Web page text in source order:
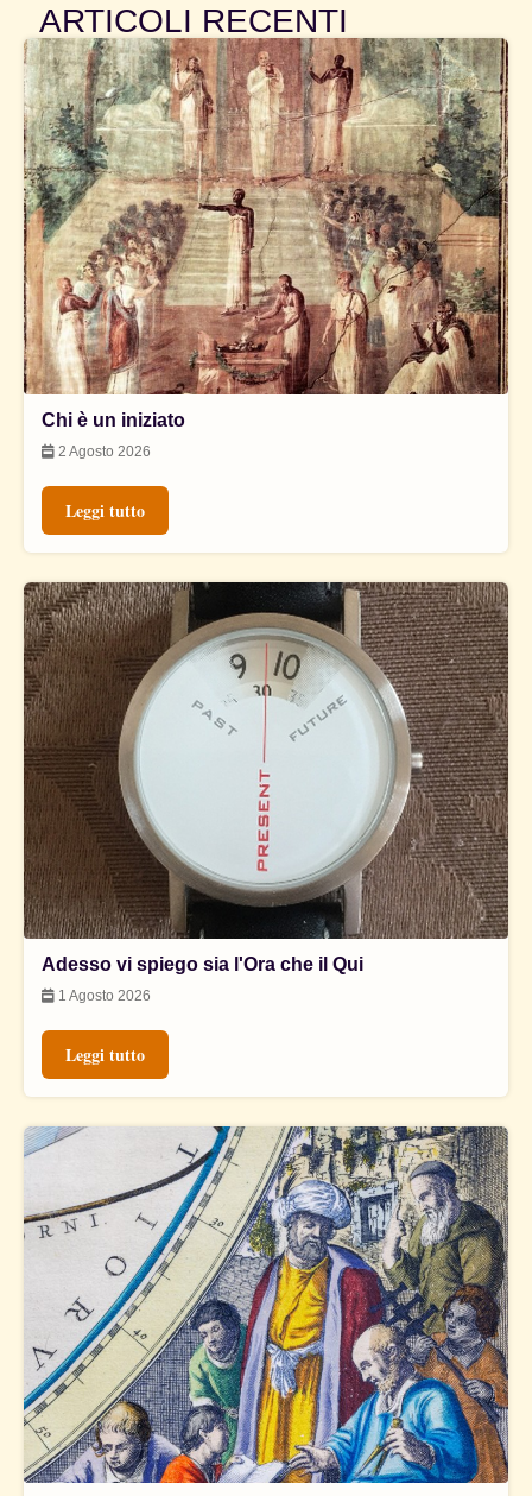
ARTICOLI RECENTI
Chi è un iniziato
2 Agosto 2026
Leggi tutto
Adesso vi spiego sia l'Ora che il Qui
1 Agosto 2026
Leggi tutto